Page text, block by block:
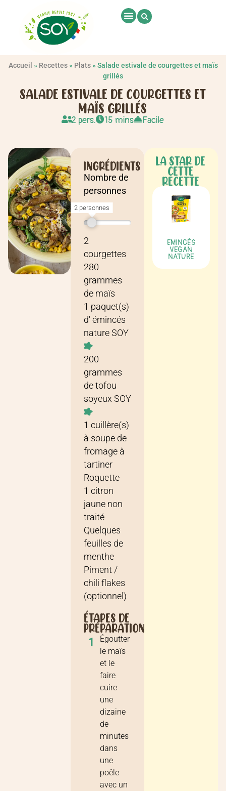
Accueil » Recettes» Plats» Salade estivale de courgettes et maïs
grillés
SALADE ESTIVALE DE COURGETTES ET
MAÏS GRILLÉS
2 pers. 15 mins Facile
INGRÉDIENTS
Nombre de
personnes
2 personnes
Recette pour
2
courgettes
280
grammes
demaïs
1 paquet(s)
d' émincés
nature SOY
200
grammes
detofou
soyeux SOY
1 cuillère(s)
à soupe de
fromage à
tartiner
Roquette
1 citron
jaune non
traité
Quelques
feuilles de
menthe
Piment /
chili flakes
(optionnel)
ÉTAPES DE
PRÉPARATION
1
Égoutter
le maïs
et le
faire
cuire
une
dizaine
de
minutes
dans
une
poêle
avec un
LA STAR DE
CETTE
RECETTE
EMINCÉS
VEGAN
NATURE